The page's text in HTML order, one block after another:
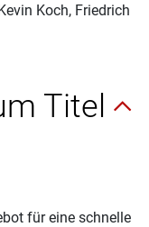
Koch, Friedrich
Titel
für eine schnelle